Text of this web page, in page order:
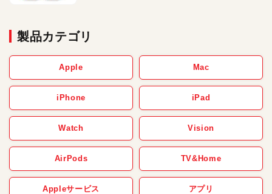
製品カテゴリ
Apple Mac
iPhone iPad
Watch Vision
AirPods TV&Home
Appleサービス アプリ